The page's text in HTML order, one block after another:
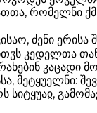
რომელნი
ძენი ერისა
კედელთა
კაცადი
მეტყუელნი:
სიტყუაჲ,